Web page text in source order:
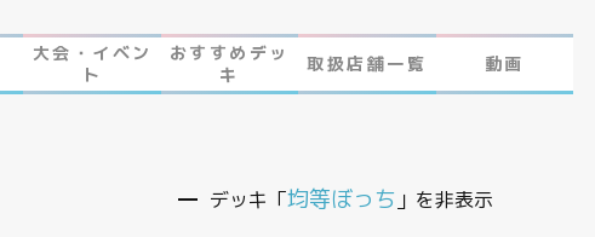
大会・イベン
ト
おすすめデッ
キ
取扱店舗一覧 動画
デッキ「均等ぼっち 」を非表示